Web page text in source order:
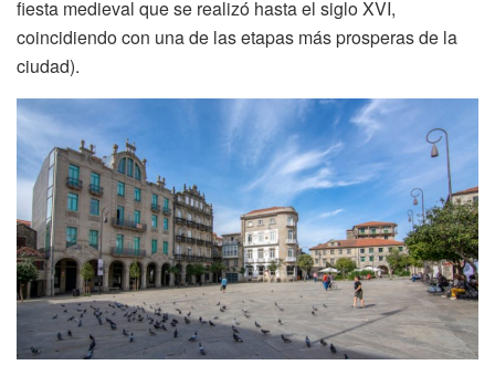
fiesta medieval que se realizó hasta el siglo XVI,
coincidiendo con una de las etapas más prosperas de la
ciudad).